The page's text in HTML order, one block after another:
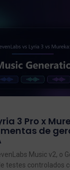
3 Pro x
de
Music v2, o
testes controlados